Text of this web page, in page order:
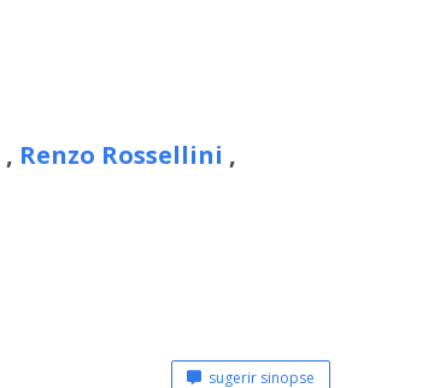
, Renzo Rossellini ,
sugerir sinopse